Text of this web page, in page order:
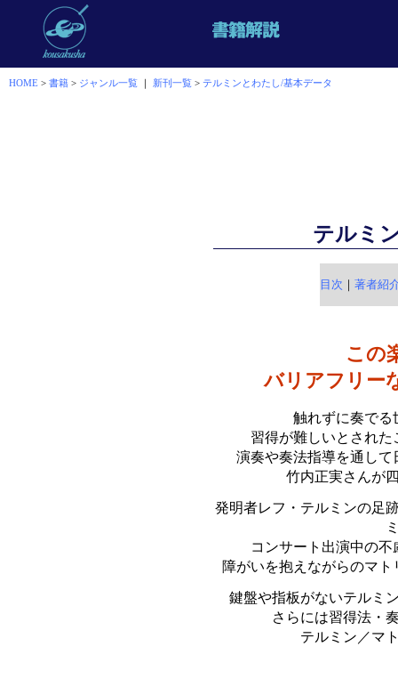
HOME > 書籍 > ジャンル一覧 ｜ 新刊一覧 > テルミンとわたし/基本データ
テルミ
目次 ｜ 著者紹
この
バリアフリー
触れずに奏でる
習得が難しいとされ
演奏や奏法指導を通し
竹内正実さんが
発明者レフ・テルミンの足
コンサート出演中の
障がいを抱えながらのマ
鍵盤や指板がないテルミ
さらには習得法・
テルミン／マ